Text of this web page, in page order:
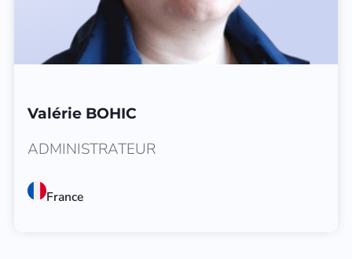
Valérie BOHIC
ADMINISTRATEUR
France